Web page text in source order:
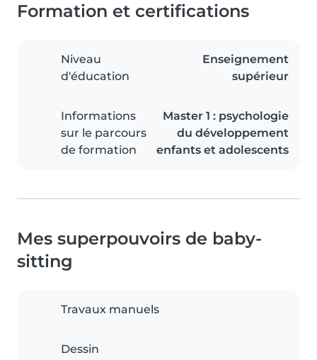
Formation et certifications
Niveau
d'éducation
Enseignement
supérieur
Informations
sur le parcours
de formation
Master 1 : psychologie
du développement
enfants et adolescents
Mes superpouvoirs de baby-
sitting
Travaux manuels
Dessin